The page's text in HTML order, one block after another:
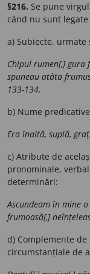
§216. Se pune
când nu sunt
a) Subiecte,
Chipul rumen[,] gura
spuneau atâta
133-134.
b) Nume
Era înaltă, suplă,
c) Atribute de
pronominale,
determinări:
Ascundeam în mine
frumoasă[,]
d) Complemente
circumstanțiale de